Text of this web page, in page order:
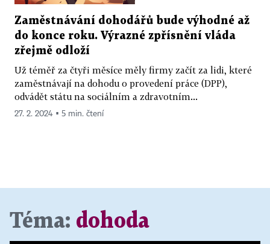
Zaměstnávání dohodářů bude výhodné až
do konce roku. Výrazné zpřísnění vláda
zřejmě odloží
Už téměř za čtyři měsíce měly firmy začít za lidi, které
zaměstnávají na dohodu o provedení práce (DPP),
odvádět státu na sociálním a zdravotním...
27. 2. 2024 ▪ 5 min. čtení
Téma: dohoda